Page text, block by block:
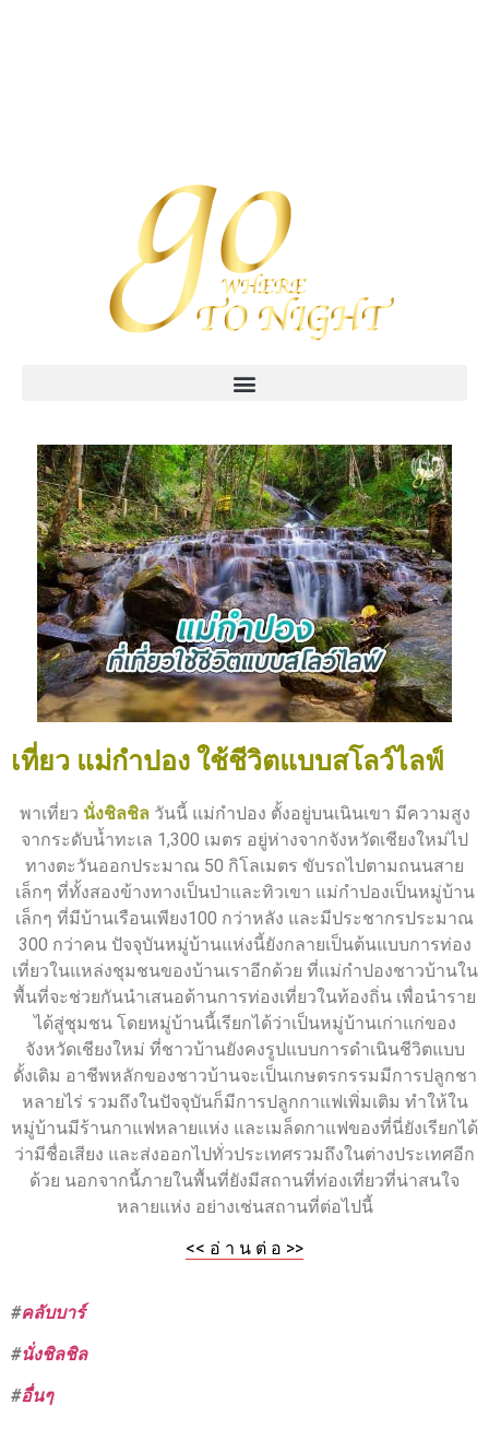
เที่ยว แม่กำปอง ใช้ชีวิตแบบสโลว์ไลฟ์
พาเที่ยว นั่งชิลชิลวันนี้ แม่กำปอง ตั้งอยู่บนเนินเขา มีความสูง
จากระดับน้ำทะเล 1,300 เมตร อยู่ห่างจากจังหวัดเชียงใหม่ไป
ทางตะวันออกประมาณ 50 กิโลเมตร ขับรถไปตามถนนสาย
เล็กๆ ที่ทั้งสองข้างทางเป็นป่าและทิวเขา แม่กำปองเป็นหมู่บ้าน
เล็กๆ ที่มีบ้านเรือนเพียง100 กว่าหลัง และมีประชากรประมาณ
300 กว่าคน ปัจจุบันหมู่บ้านแห่งนี้ยังกลายเป็นต้นแบบการท่อง
เที่ยวในแหล่งชุมชนของบ้านเราอีกด้วย ที่แม่กำปองชาวบ้านใน
พื้นที่จะช่วยกันนำเสนอด้านการท่องเที่ยวในท้องถิ่น เพื่อนำราย
ได้สู่ชุมชน โดยหมู่บ้านนี้เรียกได้ว่าเป็นหมู่บ้านเก่าแก่ของ
จังหวัดเชียงใหม่ ที่ชาวบ้านยังคงรูปแบบการดำเนินชีวิตแบบ
ดั้งเดิม อาชีพหลักของชาวบ้านจะเป็นเกษตรกรรมมีการปลูกชา
หลายไร่ รวมถึงในปัจจุบันก็มีการปลูกกาแฟเพิ่มเติม ทำให้ใน
หมู่บ้านมีร้านกาแฟหลายแห่ง และเมล็ดกาแฟของที่นี่ยังเรียกได้
ว่ามีชื่อเสียง และส่งออกไปทั่วประเทศรวมถึงในต่างประเทศอีก
ด้วย นอกจากนี้ภายในพื้นที่ยังมีสถานที่ท่องเที่ยวที่น่าสนใจ
หลายแห่ง อย่างเช่นสถานที่ต่อไปนี้
<< อ่ า น ต่ อ >>
#คลับบาร์
#นั่งชิลชิล
#อื่นๆ